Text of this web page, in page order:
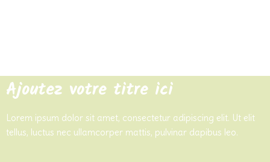
Ajoutez votre titre ici
Lorem ipsum dolor sit amet, consectetur adipiscing elit. Ut elit
tellus, luctus nec ullamcorper mattis, pulvinar dapibus leo.